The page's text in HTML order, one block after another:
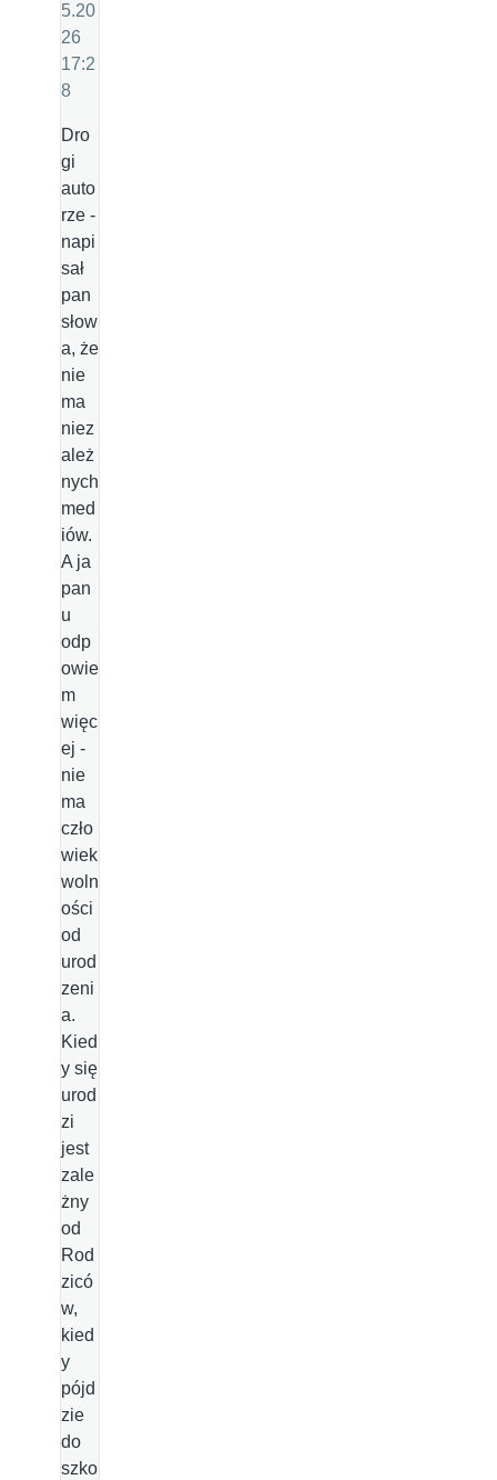
5.20
26
17:2
8
Dro
gi
auto
rze -
napi
sał
pan
słow
a, że
nie
ma
niez
ależ
nych
med
iów.
A ja
pan
u
odp
owie
m
więc
ej -
nie
ma
czło
wiek
woln
ości
od
urod
zeni
a.
Kied
y się
urod
zi
jest
zale
żny
od
Rod
zicó
w,
kied
y
pójd
zie
do
szko